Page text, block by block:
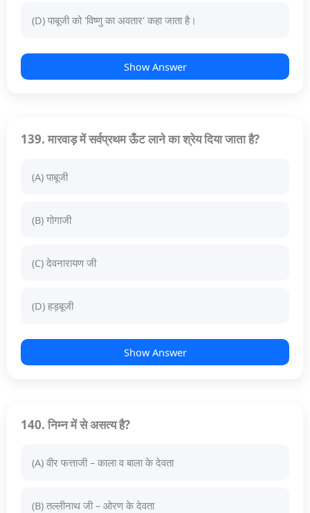
(D) पाबूजी को 'विष्णु का अवतार' कहा जाता है।
Show Answer
139. मारवाड़ में सर्वप्रथम ऊँट लाने का श्रेय दिया जाता है?
(A) पाबूजी
(B) गोगाजी
(C) देवनारायण जी
(D) हड़बूजी
Show Answer
140. निम्न में से असत्य है?
(A) वीर फत्ताजी – काला व बाला के देवता
(B) तल्लीनाथ जी – ओरण के देवता